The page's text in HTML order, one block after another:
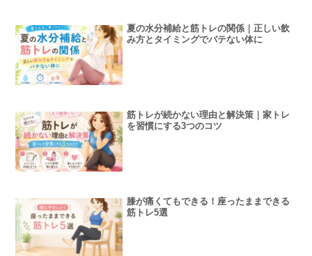
夏の水分補給と筋トレの関係｜正しい飲
み方とタイミングでバテない体に
筋トレが続かない理由と解決策｜家トレ
を習慣にする3つのコツ
膝が痛くてもできる！座ったままできる
筋トレ5選